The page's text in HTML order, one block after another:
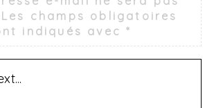
Les champs obligatoires
indiqués avec*